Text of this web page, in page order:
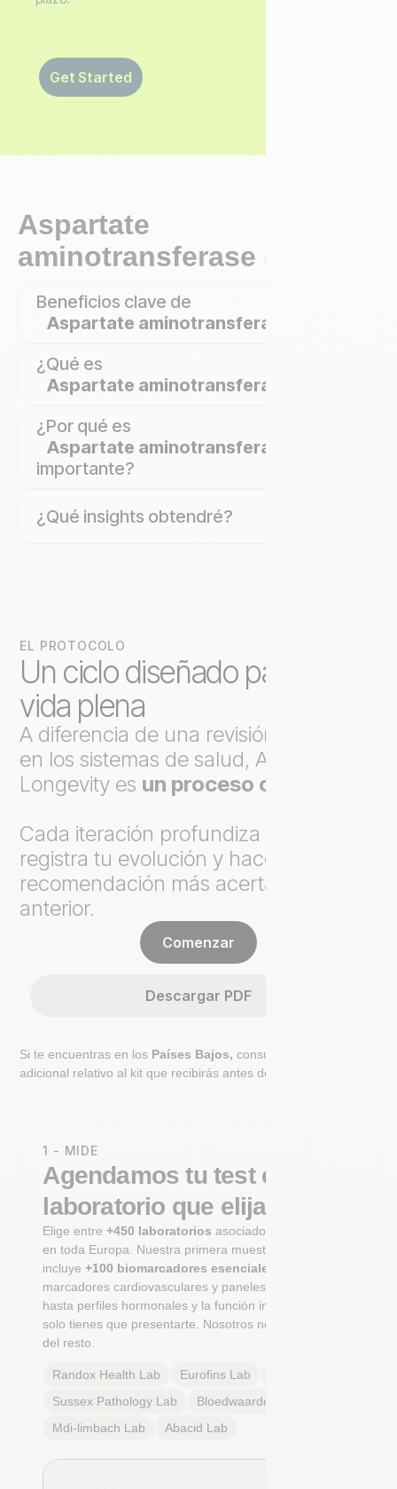
Get Started
Aspartate
aminotransferase (AST)
Beneficios clave de
Aspartate aminotransferase (AST)
¿Qué es
Aspartate aminotransferase (AST)
¿Por qué es
Aspartate aminotransferase (AST)
importante?
¿Qué insights obtendré?
EL PROTOCOLO
Un ciclo diseñado para una
vida plena
A diferencia de una revisión puntual
en los sistemas de salud, Axo
Longevity es un proceso continuo
Cada iteración profundiza el análisis,
registra tu evolución y hace cada
recomendación más acertada que la
anterior.
Comenzar
Descargar PDF
Si te encuentras en los Países Bajos, consulta el paso
adicional relativo al kit que recibirás antes de ir al laboratorio.
1 - MIDE
Agendamos tu test en un
laboratorio que elijas
Elige entre+450 laboratoriosasociados certificados
en toda Europa. Nuestra primera muestra integral
incluye+100 biomarcadores esenciales
marcadores cardiovasculares y paneles metabólicos
hasta perfiles hormonales y la función inmunológica. Tú
solo tienes que presentarte. Nosotros nos encargamos
del resto.
Randox Health Lab Eurofins Lab
Sussex Pathology Lab Bloedwaardentest
Mdi-limbach Lab Abacid Lab